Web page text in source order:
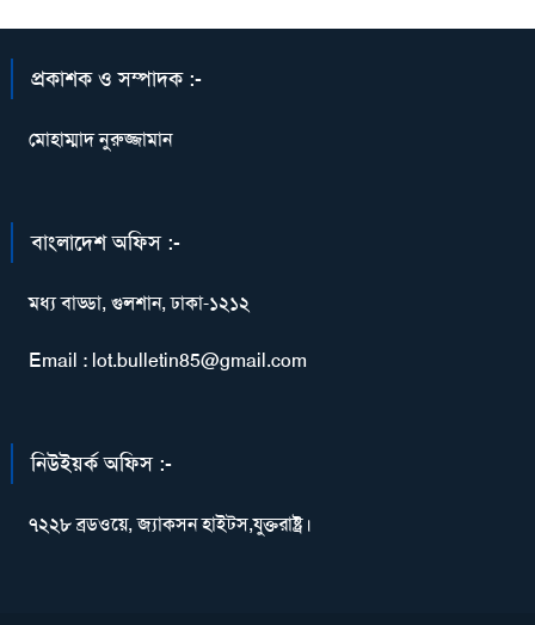
প্রকাশক ও সম্পাদক :-
মোহাম্মাদ নুরুজ্জামান
বাংলাদেশ অফিস :-
মধ্য বাড্ডা, গুলশান, ঢাকা-১২১২
Email : lot.bulletin85@gmail.com
নিউইয়র্ক অফিস :-
৭২২৮ ব্রডওয়ে, জ্যাকসন হাইটস,যুক্তরাষ্ট্র।